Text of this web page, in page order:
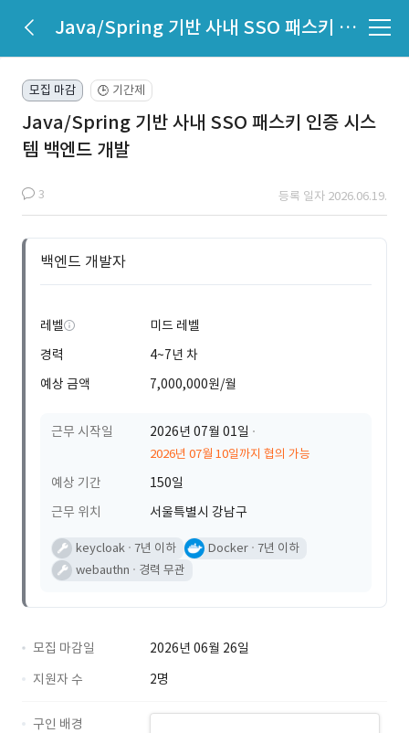
Java/Spring 기반 사내 SSO 패스키 인증 시스템 백엔드 개발
모집 마감 🕒 기간제
Java/Spring 기반 사내 SSO 패스키 인증 시스
템 백엔드 개발
3 등록 일자 2026.06.19.
백엔드 개발자
레벨
미드 레벨
경력
4~7년 차
예상 금액
7,000,000원/월
근무 시작일 2026년 07월 01일
2026년 07월 10일까지 협의 가능
예상 기간
150일
근무 위치
서울특별시 강남구
keycloak 7년 이하 Docker 7년 이하
webauthn
경력 무관
모집 마감일
2026년 06월 26일
지원자 수
2명
구인 배경